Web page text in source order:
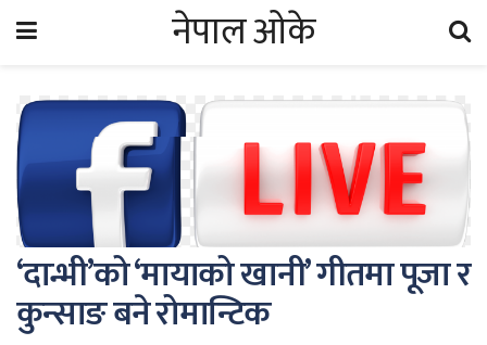
नेपाल ओके
‘दान्भी’को ‘मायाको खानी’ गीतमा पूजा र
कुन्साङ बने रोमान्टिक